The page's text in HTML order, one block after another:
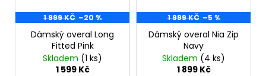
1 999 KČ –20 %
Dámský overal Long
Fitted Pink
Skladem (1 ks)
1 599 Kč
1 999 KČ –5 %
Dámský overal Nia Zip
Navy
Skladem (4 ks)
1 899 Kč